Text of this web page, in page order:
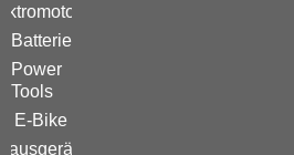
Batterie
Power
Tools
E-Bike